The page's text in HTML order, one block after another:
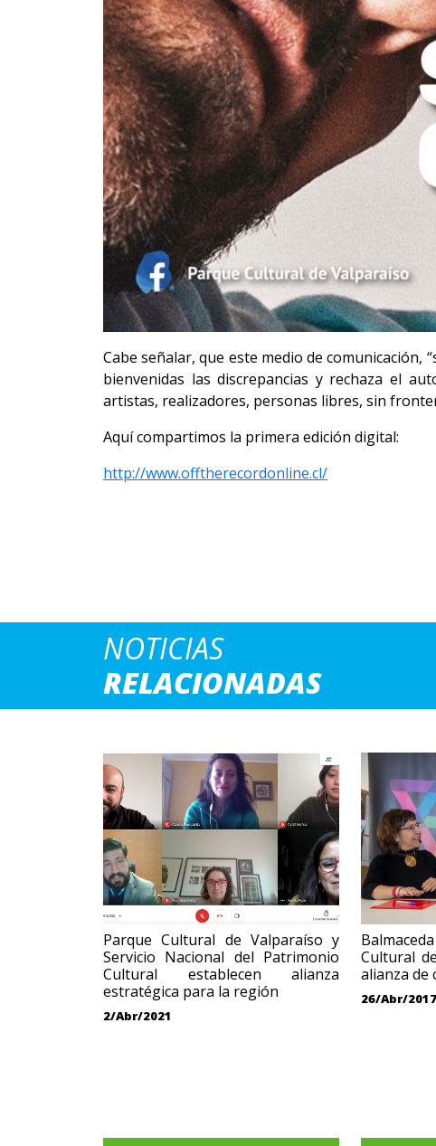
Cabe señalar, que este medio de comunicación,
bienvenidas las discrepancias y rechaza el
artistas, realizadores, personas libres, sin
Aquí compartimos la primera edición digital:
http://www.offtherecordonline.cl/
NOTICIAS
RELACIONADAS
Parque Cultural de Valparaíso y
Servicio Nacional del Patrimonio
Cultural establecen alianza
estratégica para la región
2/Abr/2021
Cultural
alianza de
26/Abr/2017